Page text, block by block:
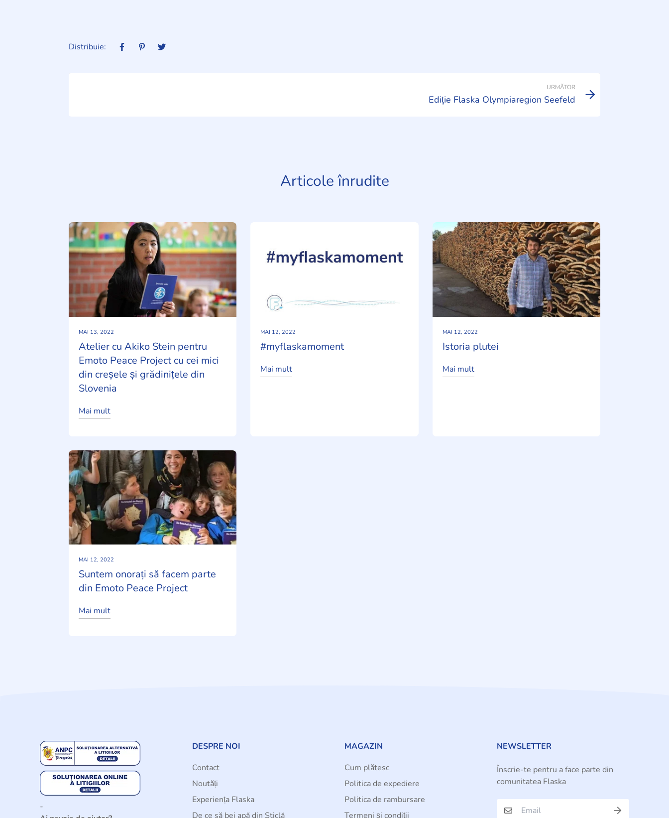
Distribuie:
URMĂTOR
Ediție Flaska Olympiaregion Seefeld
Articole înrudite
MAI 13, 2022
Atelier cu Akiko Stein pentru
Emoto Peace Project cu cei mici
din creșele și grădinițele din
Slovenia
Mai mult
MAI 12, 2022
#myflaskamoment
Mai mult
MAI 12, 2022
Istoria plutei
Mai mult
MAI 12, 2022
Suntem onorați să facem parte
din Emoto Peace Project
Mai mult
-
DESPRE NOI
Contact
Noutăți
Experiența Flaska
De ce să bei apă din Sticlă
MAGAZIN
Cum plătesc
Politica de expediere
Politica de rambursare
Termeni și condiții
NEWSLETTER
Înscrie-te pentru a face parte din
comunitatea Flaska